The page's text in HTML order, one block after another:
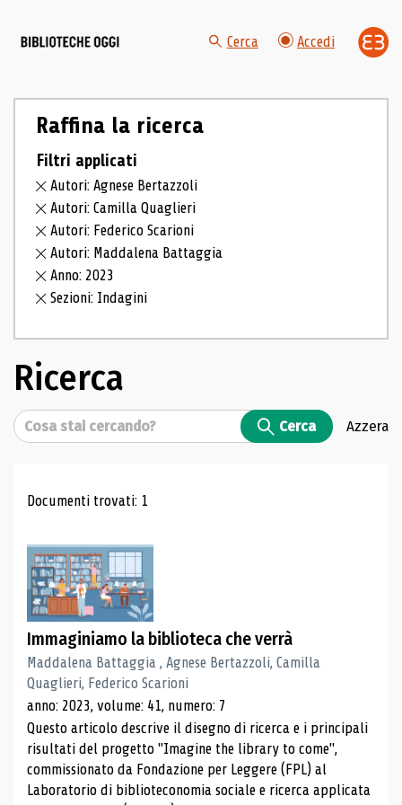
Cerca Accedi
Raffina la ricerca
Filtri applicati
Autori: Agnese Bertazzoli
Autori: Camilla Quaglieri
Autori: Federico Scarioni
Autori: Maddalena Battaggia
Anno: 2023
Sezioni: Indagini
Ricerca
Cerca Cerca Azzera
Risultati di ricerca
Documenti trovati: 1
Immaginiamo la biblioteca che verrà
Maddalena Battaggia , Agnese Bertazzoli, Camilla
Quaglieri, Federico Scarioni
anno: 2023, volume: 41, numero: 7
Questo articolo descrive il disegno di ricerca e i principali
risultati del progetto "Imagine the library to come",
commissionato da Fondazione per Leggere (FPL) al
Laboratorio di biblioteconomia sociale e ricerca applicata